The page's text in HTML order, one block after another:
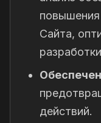
повышения
Сайта,
действий.